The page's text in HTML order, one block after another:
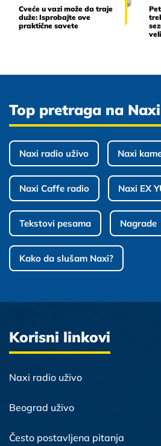
Cveće u vazi može da traje
duže: Isprobajte ove
praktične savete
Top pretraga na
Naxi radio uživo Naxi
Naxi Caffe radio Naxi EX
Tekstovi pesama Nagrade
Kako da slušam Naxi?
Korisni linkovi
Naxi radio uživo
Beograd uživo
Često postavljena pitanja